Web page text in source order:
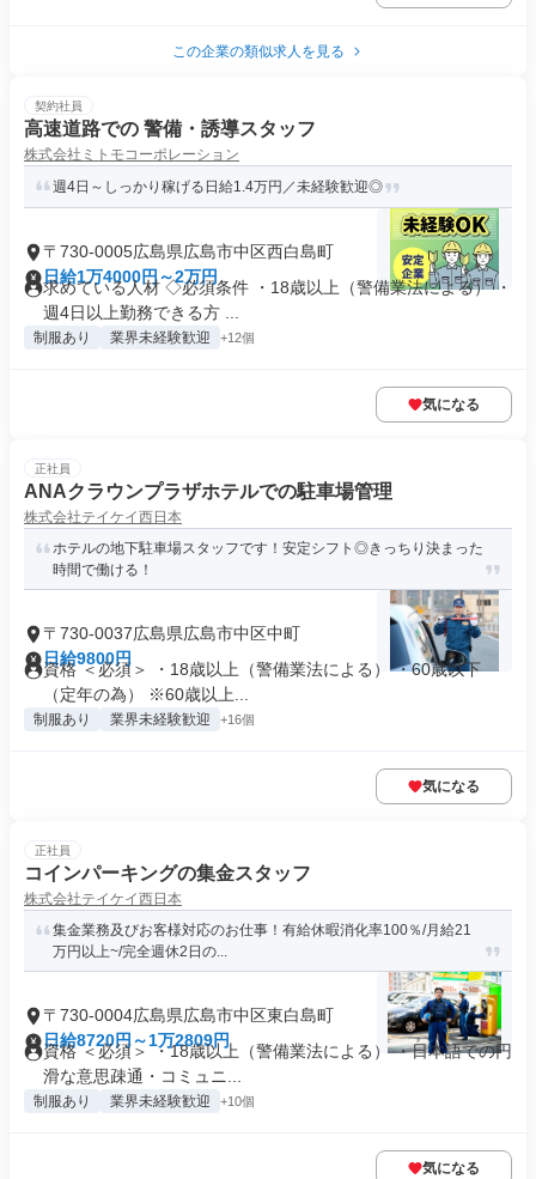
この企業の類似求人を見る
契約社員
高速道路での 警備・誘導スタッフ
株式会社ミトモコーポレーション
週4日～しっかり稼げる日給1.4万円／未経験歓迎◎
〒730-0005広島県広島市中区西白島町
日給1万4000円～2万円
求めている人材 ◇必須条件 ・18歳以上（警備業法による） ・
週4日以上勤務できる方 ...
制服あり 業界未経験歓迎 +12個
気になる
正社員
ANAクラウンプラザホテルでの駐車場管理
株式会社テイケイ西日本
ホテルの地下駐車場スタッフです！安定シフト◎きっちり決まった
時間で働ける！
〒730-0037広島県広島市中区中町
日給9800円
資格 ＜必須＞ ・18歳以上（警備業法による） ・60歳以下
（定年の為） ※60歳以上...
制服あり 業界未経験歓迎 +16個
気になる
正社員
コインパーキングの集金スタッフ
株式会社テイケイ西日本
集金業務及びお客様対応のお仕事！有給休暇消化率100％/月給21
万円以上~/完全週休2日の...
〒730-0004広島県広島市中区東白島町
日給8720円～1万2809円
資格 ＜必須＞ ・18歳以上（警備業法による） ・日本語での円
滑な意思疎通・コミュニ...
制服あり 業界未経験歓迎 +10個
気になる